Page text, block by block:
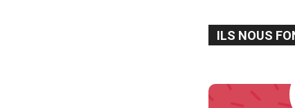
ILS NOUS